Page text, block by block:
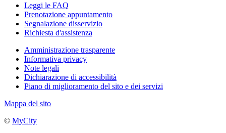
Leggi le FAQ
Prenotazione appuntamento
Segnalazione disservizio
Richiesta d'assistenza
Amministrazione trasparente
Informativa privacy
Note legali
Dichiarazione di accessibilità
Piano di miglioramento del sito e dei servizi
Mappa del sito
© MyCity